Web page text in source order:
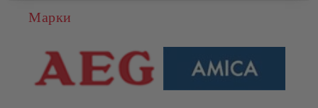
Марки